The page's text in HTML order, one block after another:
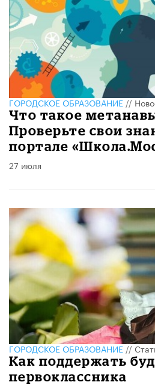
ГОРОДСКОЕ ОБРАЗОВАНИЕ//
Что такое
Проверьте свои
портале
27 июля
ГОРОДСКОЕ ОБРАЗОВАНИЕ//
Как поддержать
первоклассника